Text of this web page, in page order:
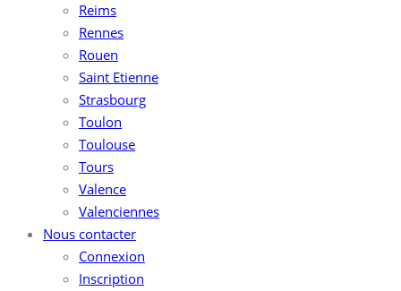
Reims
Rennes
Rouen
Saint Etienne
Strasbourg
Toulon
Toulouse
Tours
Valence
Valenciennes
Nous contacter
Connexion
Inscription